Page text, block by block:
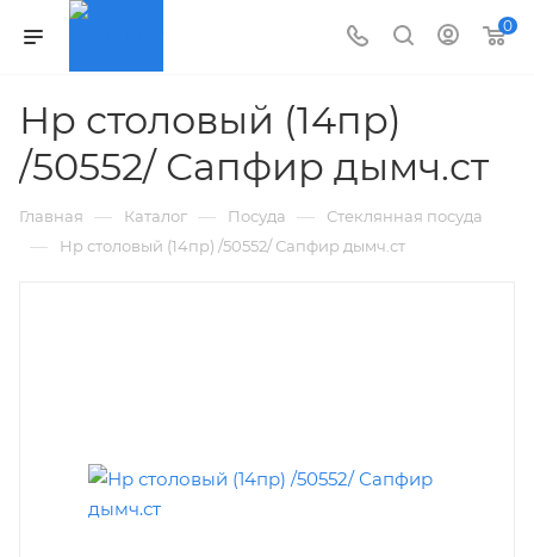
0
Нр столовый (14пр)
/50552/ Сапфир дымч.ст
Главная — Каталог — Посуда — Стеклянная посуда
— Нр столовый (14пр) /50552/ Сапфир дымч.ст